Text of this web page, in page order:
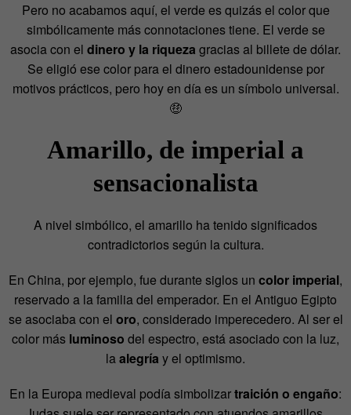
Pero no acabamos aquí, el verde es quizás el color que
simbólicamente más connotaciones tiene. El verde se
asocia con el dinero y la riqueza gracias al billete de dólar.
Se eligió ese color para el dinero estadounidense por
motivos prácticos, pero hoy en día es un símbolo universal.
🤑
Amarillo, de imperial a
sensacionalista
A nivel simbólico, el amarillo ha tenido significados
contradictorios según la cultura.
En China, por ejemplo, fue durante siglos un color imperial,
reservado a la familia del emperador. En el Antiguo Egipto
se asociaba con el oro, considerado imperecedero. Al ser el
color más luminoso del espectro, está asociado con la luz,
laalegría y el optimismo.
En la Europa medieval podía simbolizartraición o engaño: